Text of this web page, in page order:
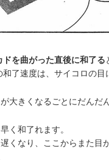
ドを曲がった直後に和了る
了速度は、サイコロの目
大きくなるごとにだんだ
く和了れます。
くなり、ここからまた目